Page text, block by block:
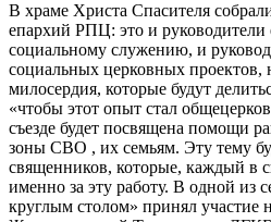
В храме Христа Спасителя
епархий РПЦ: это и руководители
социальному служению, и
социальных церковных проектов,
милосердия, которые будут
«чтобы этот опыт стал
съезде будет посвящена помощи
зоны СВО , их семьям. Эту тему
священников, которые, каждый в
именно за эту работу. В одной из
круглым столом» принял участие